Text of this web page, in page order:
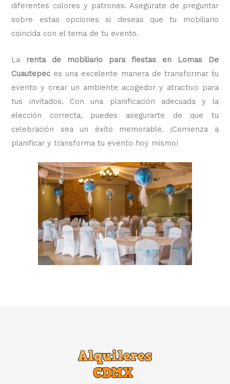
diferentes colores y patrones. Asegúrate de preguntar
sobre estas opciones si deseas que tu mobiliario
coincida con el tema de tu evento.
La renta de mobiliario para fiestas en Lomas De
Cuautepec es una excelente manera de transformar tu
evento y crear un ambiente acogedor y atractivo para
tus invitados. Con una planificación adecuada y la
elección correcta, puedes asegurarte de que tu
celebración sea un éxito memorable. ¡Comienza a
planificar y transforma tu evento hoy mismo!